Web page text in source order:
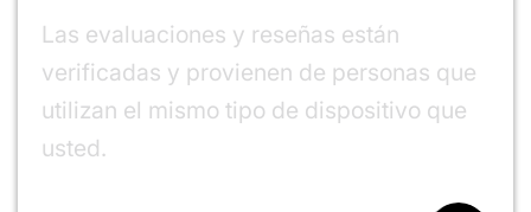
Las evaluaciones y reseñas están
verificadas y provienen de personas que
utilizan el mismo tipo de dispositivo que
usted.
1
2
3
4
5